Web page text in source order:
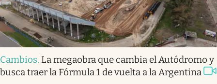
Cambios. La megaobra que cambia el Autódromo y
busca traer la Fórmula 1 de vuelta a la Argentina